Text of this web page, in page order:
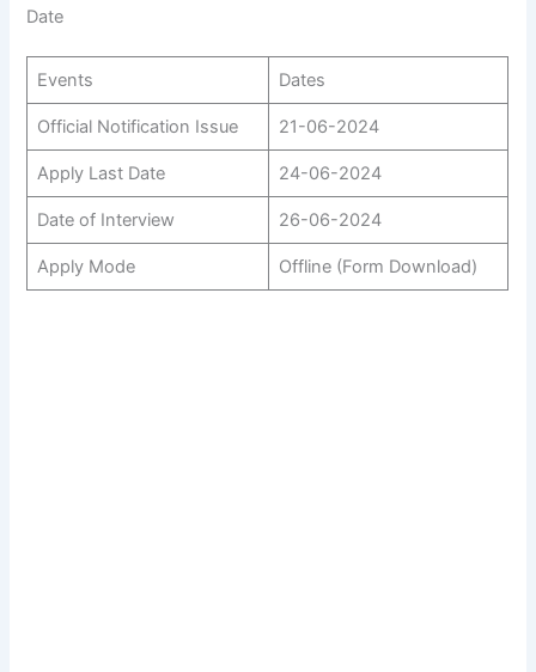
Date
Events Dates
Official Notification Issue 21-06-2024
Apply Last Date 24-06-2024
Date of Interview 26-06-2024
Apply Mode Offline (Form Download)